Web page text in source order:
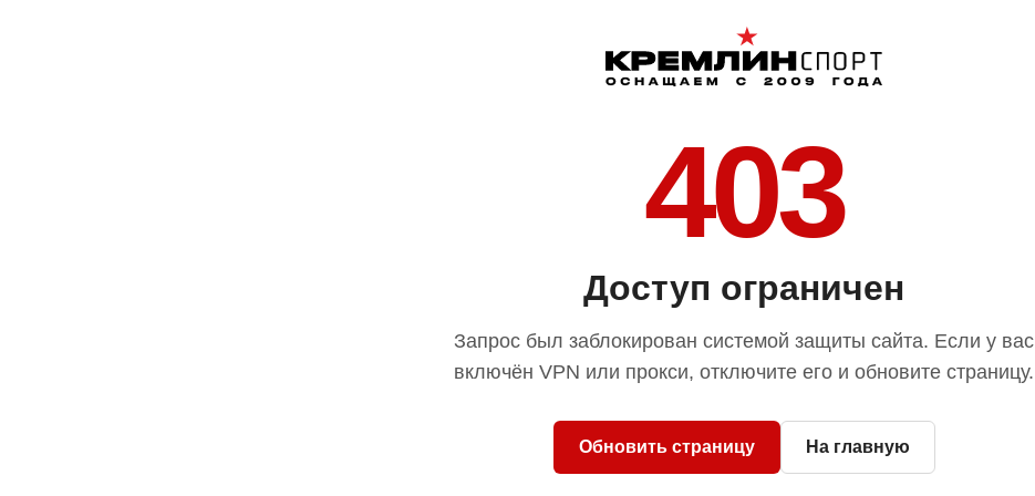
403
Доступ ограничен
Запрос был заблокирован системой защиты сайта. Если у вас
включён VPN или прокси, отключите его и обновите страницу.
Обновить страницу На главную